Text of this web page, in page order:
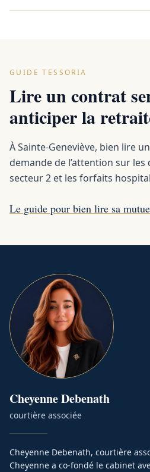
GUIDE TESSORIA
Lire un contrat
anticiper la
À Sainte-Geneviève, bien lire
demande de l’attention sur les
secteur 2 et les forfaits
Le guide pour bien lire sa
CheyenneDebenath
courtière associée
Cheyenne Debenath, courtière
Cheyenne a co-fondé le cabinet